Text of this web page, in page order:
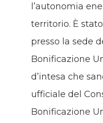
l’autonomia
territorio. È
presso la sede
Bonificazione
d’intesa che
ufficiale del
Bonificazione